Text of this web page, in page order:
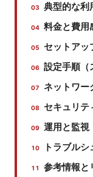
典型的な利
料金と費用
セットアッ
設定手順（
ネットワー
セキュリテ
運用と監視
トラブル
参考情報と